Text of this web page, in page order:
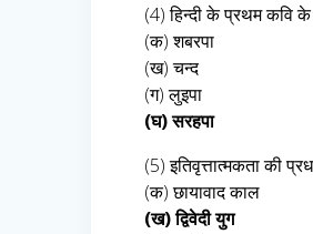
(4) हिन्दी के प्रथम कवि
(क) शबरपा
(ख) चन्द
(ग) लुइपा
(घ) सरहपा
(5) इतिवृत्तात्मकता की
(क) छायावाद काल
(ख) द्विवेदी युग